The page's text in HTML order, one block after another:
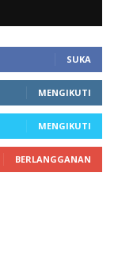
SUKA
MENGIKUTI
MENGIKUTI
BERLANGGANAN